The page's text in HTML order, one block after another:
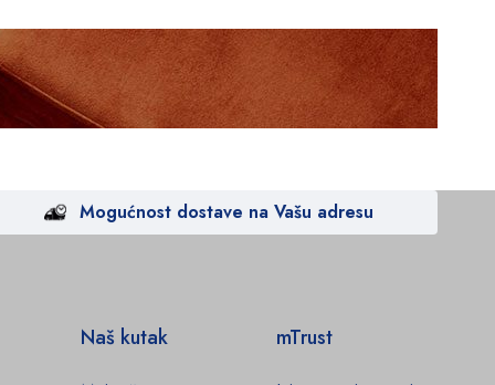
Mogućnost dostave na Vašu adresu
Naš kutak mTrust